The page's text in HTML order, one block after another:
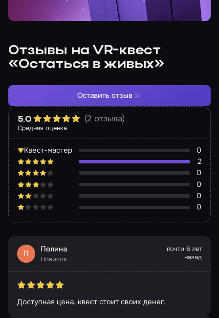
Отзывы на VR-квест
«Остаться в живых»
Средняя оценка
5.0 (2 отзыва)
Квест-мастер
0
2
0
0
0
0
Оставить отзыв
П Полина
Новичок
почти 6 лет
назад
Доступная цена, квест стоит своих денег.